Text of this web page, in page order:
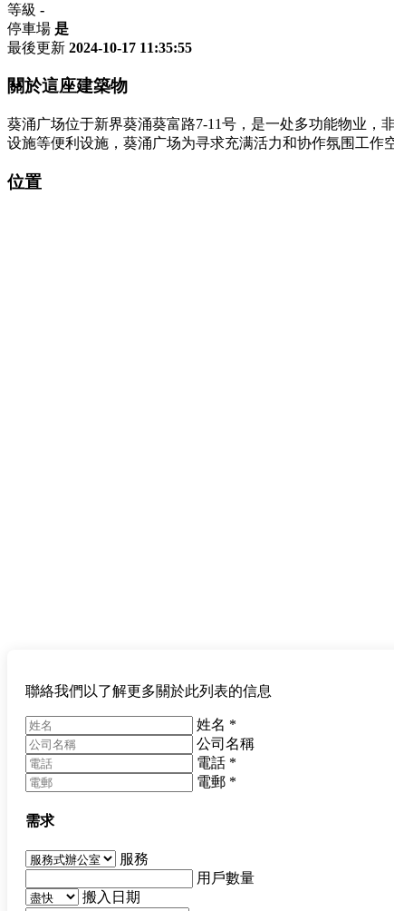
等級 -
停車場 是
最後更新 2024-10-17 11:35:55
關於這座建築物
葵涌广场位于新界葵涌葵富路7-11号，是一处多功能物业，
设施等便利设施，葵涌广场为寻求充满活力和协作氛围工作
位置
聯絡我們以了解更多關於此列表的信息
姓名 *
公司名稱
電話 *
電郵 *
需求
服務
用戶數量
搬入日期